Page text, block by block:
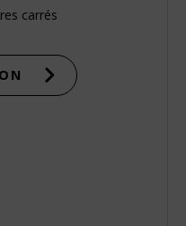
carrés